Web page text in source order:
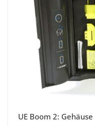
UE Boom 2: Gehäuse